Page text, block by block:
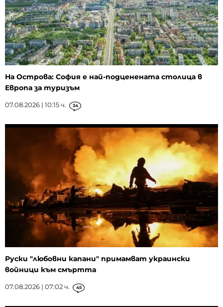
На Острова: София е най-подценената столица в
Европа за туризъм
07.08.2026 | 10:15 ч. 34
Руски "любовни капани" примамват украински
войници към смъртта
07.08.2026 | 07:02 ч. 45